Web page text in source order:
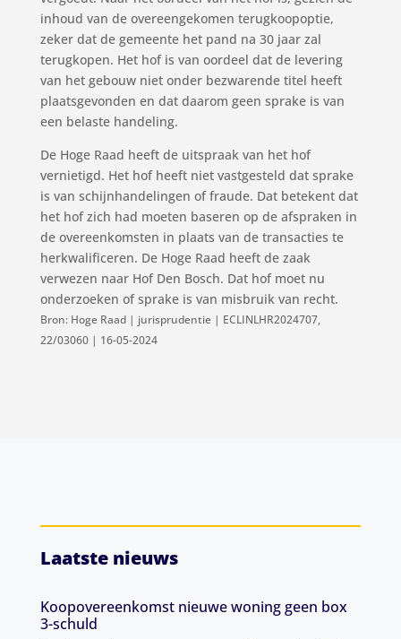
inhoud van de overeengekomen terugkoopoptie,
zeker dat de gemeente het pand na 30 jaar zal
terugkopen. Het hof is van oordeel dat de levering
van het gebouw niet onder bezwarende titel heeft
plaatsgevonden en dat daarom geen sprake is van
een belaste handeling.
De Hoge Raad heeft de uitspraak van het hof
vernietigd. Het hof heeft niet vastgesteld dat sprake
is van schijnhandelingen of fraude. Dat betekent dat
het hof zich had moeten baseren op de afspraken in
de overeenkomsten in plaats van de transacties te
herkwalificeren. De Hoge Raad heeft de zaak
verwezen naar Hof Den Bosch. Dat hof moet nu
onderzoeken of sprake is van misbruik van recht.
Bron: Hoge Raad | jurisprudentie | ECLINLHR2024707,
22/03060 | 16-05-2024
Laatste nieuws
Koopovereenkomst nieuwe woning geen box
3-schuld